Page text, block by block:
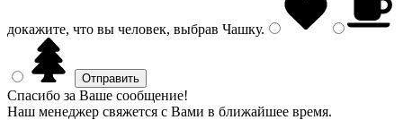
докажите, что вы человек, выбрав Чашку.
Спасибо за Ваше сообщение!
Наш менеджер свяжется с Вами в ближайшее время.